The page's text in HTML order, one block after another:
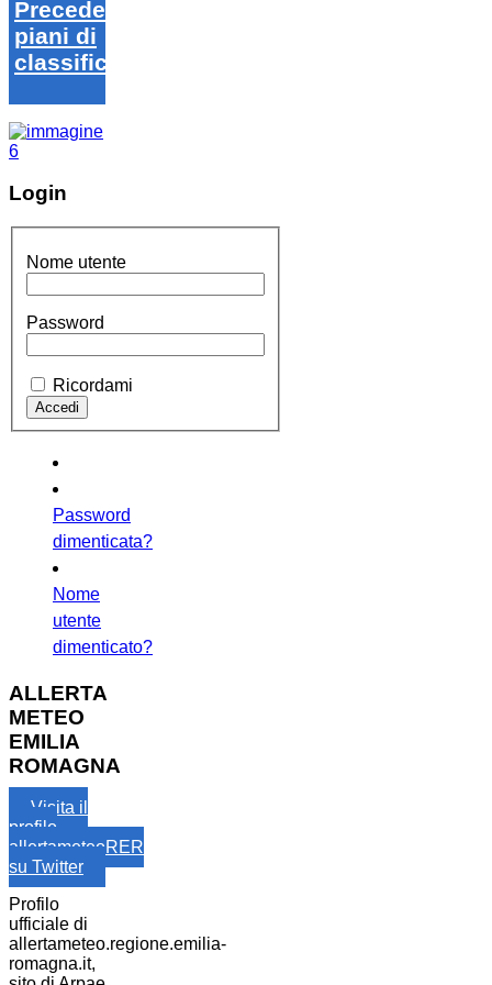
Precedenti
piani di
classifica
Login
Nome utente
Password
Ricordami
Password
dimenticata?
Nome
utente
dimenticato?
ALLERTA
METEO
EMILIA
ROMAGNA
Visita il
profilo
allertameteoRER
su Twitter
Profilo
ufficiale di
allertameteo.regione.emilia-
romagna.it,